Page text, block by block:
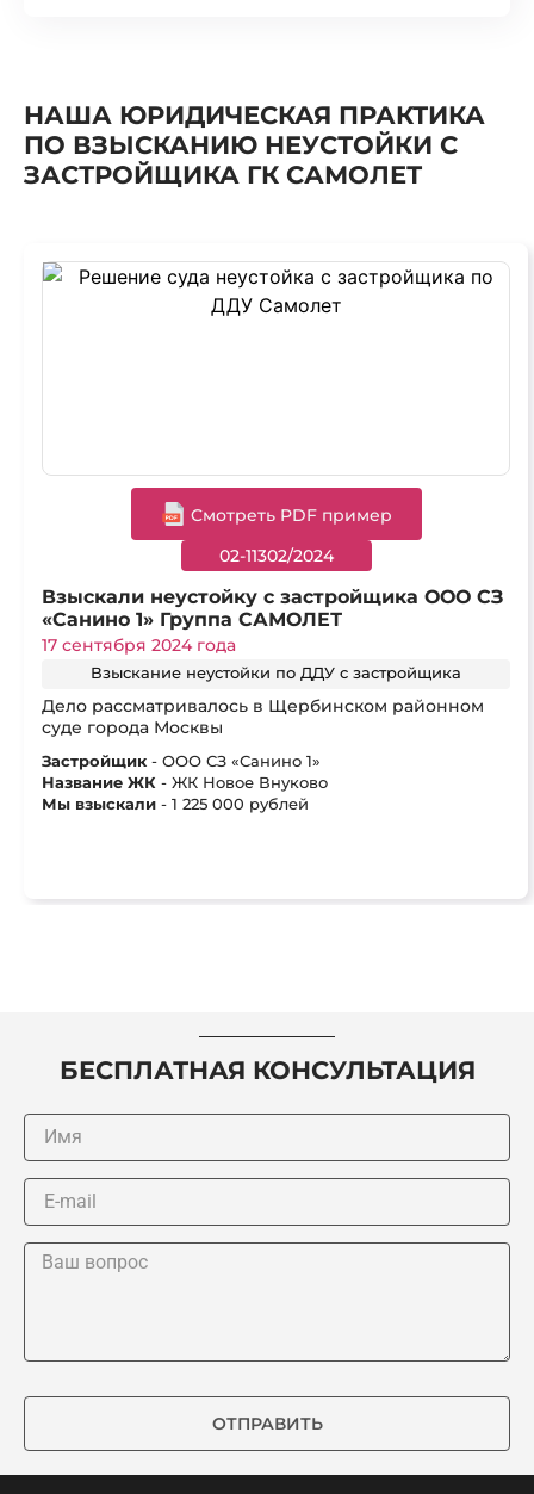
НАША ЮРИДИЧЕСКАЯ ПРАКТИКА
ПО ВЗЫСКАНИЮ НЕУСТОЙКИ С
ЗАСТРОЙЩИКА ГК САМОЛЕТ
Cмотреть PDF пример
02-11302/2024
Взыскали неустойку с застройщика ООО СЗ
«Санино 1» Группа САМОЛЕТ
17 сентября 2024 года
Взыскание неустойки по ДДУ с застройщика
Дело рассматривалось в Щербинском районном
суде города Москвы
Застройщик - ООО СЗ «Санино 1»
Название ЖК - ЖК Новое Внуково
Мы взыскали - 1 225 000 рублей
БЕСПЛАТНАЯ КОНСУЛЬТАЦИЯ
ОТПРАВИТЬ